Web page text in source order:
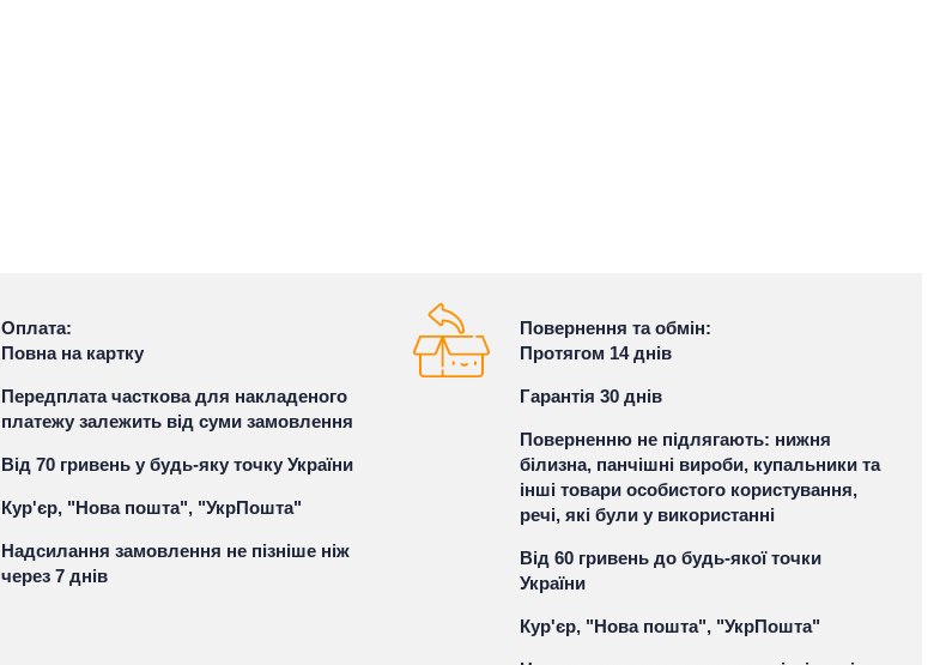
Оплата:
Повна на картку
Передплата часткова для накладеного
платежу залежить від суми замовлення
Від 70 гривень у будь-яку точку України
Кур'єр, "Нова пошта", "УкрПошта"
Надсилання замовлення не пізніше ніж
через 7 днів
Повернення та обмін:
Протягом 14 днів
Гарантія 30 днів
Поверненню не підлягають: нижня
білизна, панчішні вироби, купальники та
інші товари особистого користування,
речі, які були у використанні
Від 60 гривень до будь-якої точки
України
Кур'єр, "Нова пошта", "УкрПошта"